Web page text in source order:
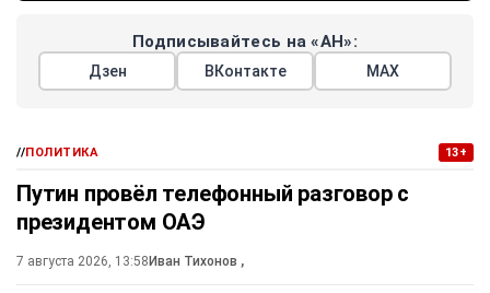
Подписывайтесь на «АН»:
Дзен ВКонтакте МАХ
//ПОЛИТИКА 13+
Путин провёл телефонный разговор с
президентом ОАЭ
7 августа 2026, 13:58 Иван Тихонов ,